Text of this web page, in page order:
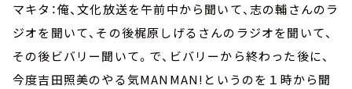
マキタ：俺、文化放送を午前中から聞いて、志の輔さんのラ
ジオを聞いて、その後梶原しげるさんのラジオを聞いて、
その後ビバリー聞いて。で、ビバリーから終わった後に、
今度吉田照美のやる気MANMAN!というのを１時から聞